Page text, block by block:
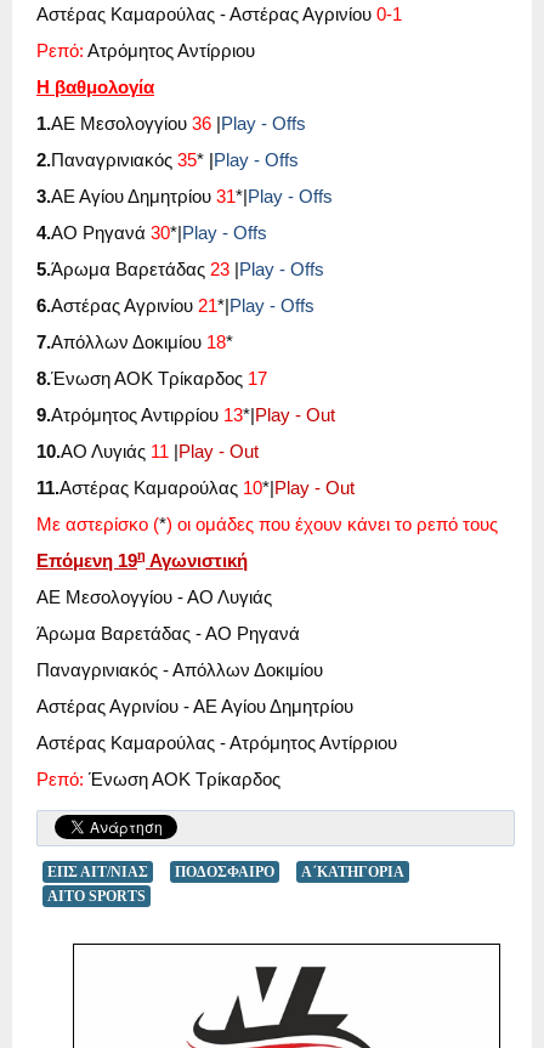
Αστέρας Καμαρούλας - Αστέρας Αγρινίου 0-1
Ρεπό: Ατρόμητος Αντίρριου
Η βαθμολογία
1.ΑΕ Μεσολογγίου 36 |Play - Offs
2.Παναγρινιακός 35* |Play - Offs
3.ΑΕ Αγίου Δημητρίου 31*|Play - Offs
4.ΑΟ Ρηγανά 30*|Play - Offs
5.Άρωμα Βαρετάδας 23 |Play - Offs
6.Αστέρας Αγρινίου 21*|Play - Offs
7.Απόλλων Δοκιμίου 18*
8.Ένωση ΑΟΚ Τρίκαρδος 17
9.Ατρόμητος Αντιρρίου 13*|Play - Out
10.ΑΟ Λυγιάς 11 |Play - Out
11.Αστέρας Καμαρούλας 10*|Play - Out
Με αστερίσκο (*) οι ομάδες που έχουν κάνει το ρεπό τους
Επόμενη 19η Αγωνιστική
ΑΕ Μεσολογγίου - ΑΟ Λυγιάς
Άρωμα Βαρετάδας - ΑΟ Ρηγανά
Παναγρινιακός - Απόλλων Δοκιμίου
Αστέρας Αγρινίου - ΑΕ Αγίου Δημητρίου
Αστέρας Καμαρούλας - Ατρόμητος Αντίρριου
Ρεπό: Ένωση ΑΟΚ Τρίκαρδος
ΕΠΣ ΑΙΤ/ΝΙΑΣ ΠΟΔΟΣΦΑΙΡΟ
Α΄ΚΑΤΗΓΟΡΙΑ
AITO SPORTS